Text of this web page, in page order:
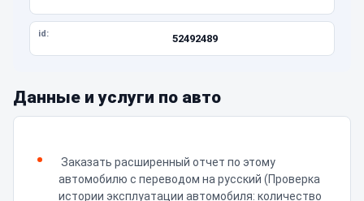
id: 52492489
Данные и услуги по авто
Заказать расширенный отчет по этому
автомобилю с переводом на русский (Проверка
истории эксплуатации автомобиля: количество